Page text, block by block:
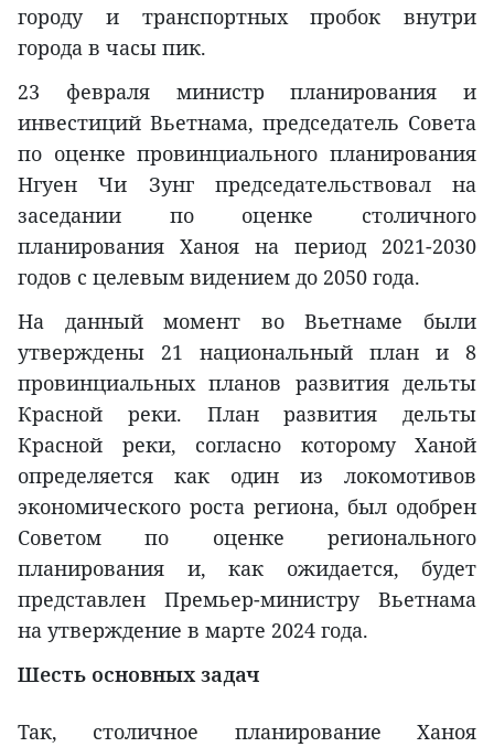
городу и транспортных пробок внутри
города в часы пик.
23 февраля министр планирования и
инвестиций Вьетнама, председатель Совета
по оценке провинциального планирования
Нгуен Чи Зунг председательствовал на
заседании по оценке столичного
планирования Ханоя на период 2021-2030
годов с целевым видением до 2050 года.
На данный момент во Вьетнаме были
утверждены 21 национальный план и 8
провинциальных планов развития дельты
Красной реки. План развития дельты
Красной реки, согласно которому Ханой
определяется как один из локомотивов
экономического роста региона, был одобрен
Советом по оценке регионального
планирования и, как ожидается, будет
представлен Премьер-министру Вьетнама
на утверждение в марте 2024 года.
Шесть основных задач
Так, столичное планирование Ханоя